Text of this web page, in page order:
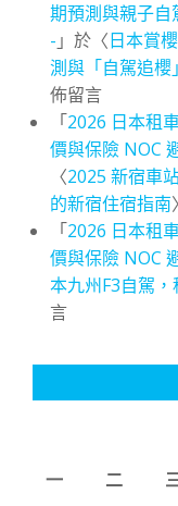
期預測與親子自
- 」於〈日本賞
測與「自駕追櫻
佈留言
「2026 日本租
價與保險 NOC
〈2025 新宿車
的新宿住宿指南
「2026 日本租
價與保險 NOC
本九州F3自駕
言
一
二